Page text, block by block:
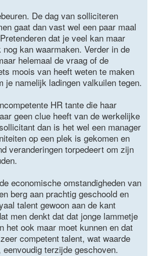
De dag van solliciteren
gaat dan vast wel een paar maal
dat je veel kan maar
kan waarmaken. Verder in de
helemaal de vraag of de
moois van heeft weten te maken
je namelijk ladingen valkuilen tegen.
HR tante die haar
geen clue heeft van de werkelijke
dan is het wel een manager
op een plek is gekomen en
veranderingen torpedeert om zijn
economische omstandigheden van
berg aan prachtig geschoold en
talent gewoon aan de kant
men denkt dat dat jonge lammetje
het ook maar moet kunnen en dat
competent talent, wat waarde
terzijde geschoven.